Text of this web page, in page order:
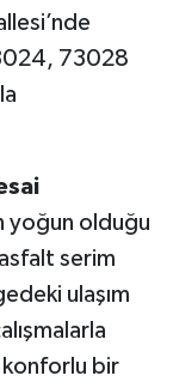
73028
yoğun olduğu
serim
ulaşım
konforlu bir